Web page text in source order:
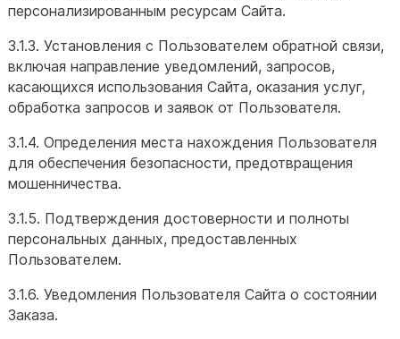
персонализированным ресурсам Сайта.
3.1.3. Установления с Пользователем обратной связи,
включая направление уведомлений, запросов,
касающихся использования Сайта, оказания услуг,
обработка запросов и заявок от Пользователя.
3.1.4. Определения места нахождения Пользователя
для обеспечения безопасности, предотвращения
мошенничества.
3.1.5. Подтверждения достоверности и полноты
персональных данных, предоставленных
Пользователем.
3.1.6. Уведомления Пользователя Сайта о состоянии
Заказа.